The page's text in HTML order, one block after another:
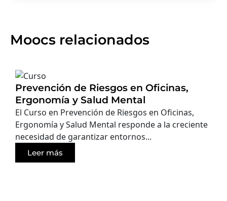
Moocs relacionados
Prevención de Riesgos en Oficinas,
Ergonomía y Salud Mental
El Curso en Prevención de Riesgos en Oficinas,
Ergonomía y Salud Mental responde a la creciente
necesidad de garantizar entornos...
Leer más